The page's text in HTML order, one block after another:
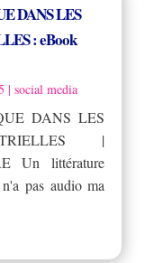
DANS LES
: eBook
| social media
DANS LES
|
Un littérature
pas audio ma